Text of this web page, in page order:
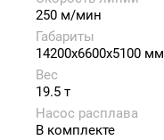
250 м/мин
Габариты
14200x6600x5100 мм
Вес
19.5 т
Насос расплава
В комплекте